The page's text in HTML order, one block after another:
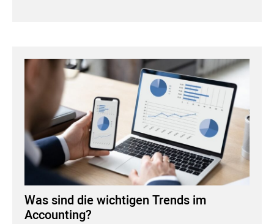
Was sind die wichtigen Trends im
Accounting?